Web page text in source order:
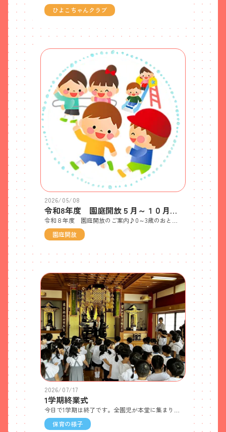
ひよこちゃんクラブ
2026/05/08
令和8年度 園庭開放５月～１０月ご案内♪
園庭開放
2026/07/17
1学期終業式
今日で1学期は終了です。全園児が本堂に集まり、園長先生のお話を聞きました。明日からは夏休みです。病気やケガ、そして暑さには十分注意して、元気に過ごしてくださいね！夏休み明け、みんなに会えるのを楽しみにしています。保護者の皆さま、1学期の間、ご理解ご協力いただきありがとうございました。
保育の様子